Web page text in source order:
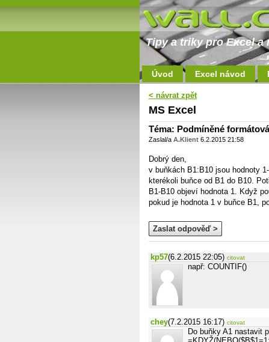
Tipy a triky pro Excel a
Úvod Excel návod
< návrat zpět
MS Excel
Téma: Podmíněné
Zaslal/a A.Klient 6.2.2015 21:58
Dobrý den,
v buňkách B1:B10 jsou hodnoty
kterékoli buňce od B1 do B10.
B1-B10 objeví hodnota 1. Když
pokud je hodnota 1 v buňce B1,
Zaslat odpověď >
kp57(6.2.2015 22:05) citovat
např: COUNTIF()
chey(7.2.2015 16:17) citovat
Do buňky A1 nastavit